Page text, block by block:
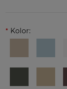
* Kolor: